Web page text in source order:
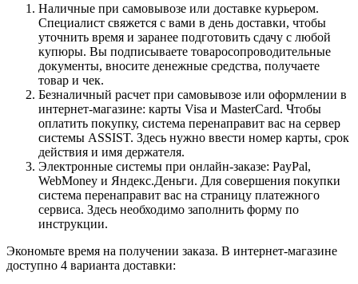
Наличные при самовывозе или доставке курьером.
Специалист свяжется с вами в день доставки, чтобы
уточнить время и заранее подготовить сдачу с любой
купюры. Вы подписываете товаросопроводительные
документы, вносите денежные средства, получаете
товар и чек.
Безналичный расчет при самовывозе или оформлении в
интернет-магазине: карты Visa и MasterCard. Чтобы
оплатить покупку, система перенаправит вас на сервер
системы ASSIST. Здесь нужно ввести номер карты, срок
действия и имя держателя.
Электронные системы при онлайн-заказе: PayPal,
WebMoney и Яндекс.Деньги. Для совершения покупки
система перенаправит вас на страницу платежного
сервиса. Здесь необходимо заполнить форму по
инструкции.
Экономьте время на получении заказа. В интернет-магазине
доступно 4 варианта доставки: